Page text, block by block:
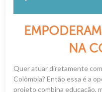
NA
Quer atuar diretamente
Colômbia? Então essa é a
projeto combina educação,